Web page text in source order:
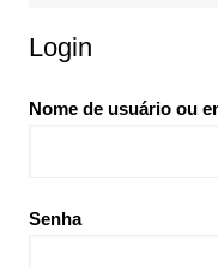
Login
Nome de usuário ou
Senha